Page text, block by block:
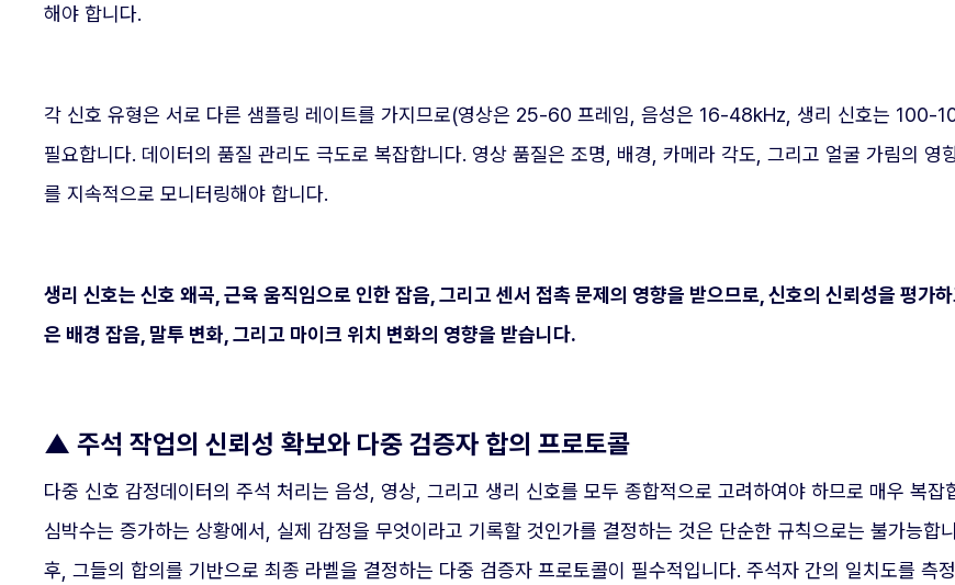
해야 합니다.
각 신호 유형은 서로 다른 샘플링 레이트를 가지므로(영상은 25-60 프레임, 음성은 16-48kHz, 생리 신호는 100-
필요합니다. 데이터의 품질 관리도 극도로 복잡합니다. 영상 품질은 조명, 배경, 카메라 각도, 그리고 얼굴 가림의
를 지속적으로 모니터링해야 합니다.
생리 신호는 신호 왜곡, 근육 움직임으로 인한 잡음, 그리고 센서 접촉 문제의 영향을 받으므로, 신호의 신뢰성을 평가
은 배경 잡음, 말투 변화, 그리고 마이크 위치 변화의 영향을 받습니다.
▲ 주석 작업의 신뢰성 확보와 다중 검증자 합의 프로토콜
다중 신호 감정데이터의 주석 처리는 음성, 영상, 그리고 생리 신호를 모두 종합적으로 고려하여야 하므로 매우 복
심박수는 증가하는 상황에서, 실제 감정을 무엇이라고 기록할 것인가를 결정하는 것은 단순한 규칙으로는 불가능
후, 그들의 합의를 기반으로 최종 라벨을 결정하는 다중 검증자 프로토콜이 필수적입니다. 주석자 간의 일치도를 측